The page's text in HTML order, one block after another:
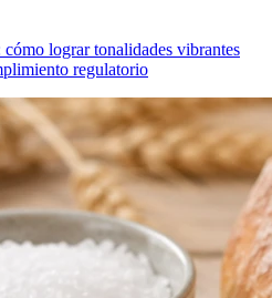
lograr tonalidades vibrantes
regulatorio